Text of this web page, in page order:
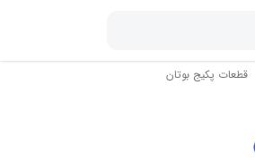
قطعات پکیج بوتان